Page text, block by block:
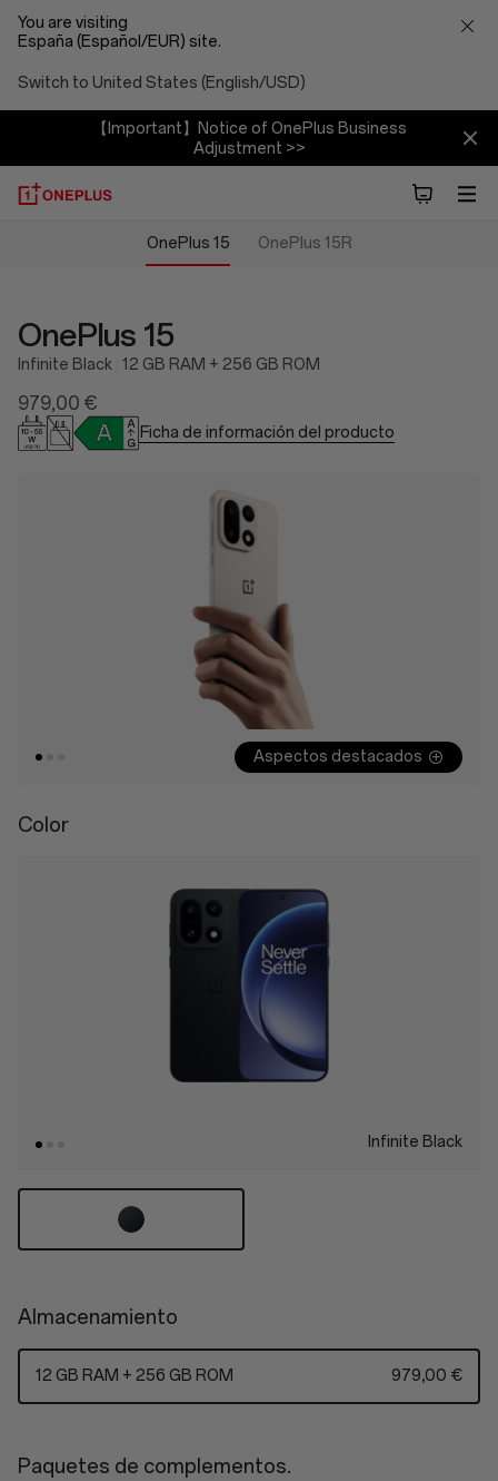
You are visiting
España (Español/EUR) site.
Switch to United States (English/USD)
【Important】Notice of OnePlus Business
Adjustment >>
OnePlus 15 OnePlus 15R
OnePlus 15
Infinite Black 12 GB RAM + 256 GB ROM
979,00 €
Ficha de información del producto
Aspectos destacados
Color
Infinite Black
Almacenamiento
12 GB RAM + 256 GB ROM 979,00 €
Paquetes de complementos.